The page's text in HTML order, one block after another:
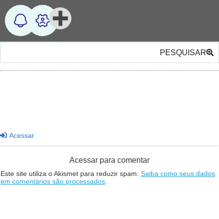
PESQUISAR
Acessar
Acessar para comentar
Este site utiliza o Akismet para reduzir spam. Saiba como seus dados
em comentários são processados